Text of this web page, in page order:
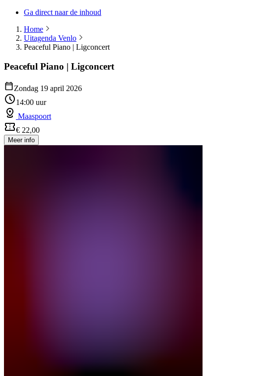
Ga direct naar de inhoud
Home
Uitagenda Venlo
Peaceful Piano | Ligconcert
Peaceful Piano | Ligconcert
Zondag 19 april 2026
14:00 uur
Maaspoort
€ 22,00
Meer info